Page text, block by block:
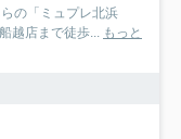
の「ミュプレ北浜
越店まで徒歩... もっと